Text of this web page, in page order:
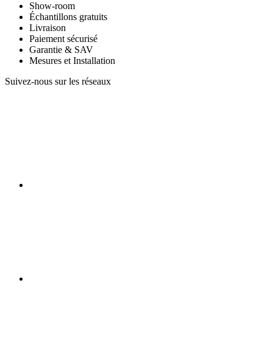
Show-room
Échantillons gratuits
Livraison
Paiement sécurisé
Garantie & SAV
Mesures et Installation
Suivez-nous sur les réseaux